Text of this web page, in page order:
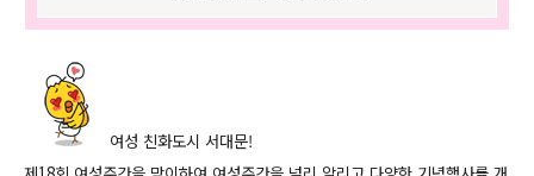
여성 친화도시 서대문!